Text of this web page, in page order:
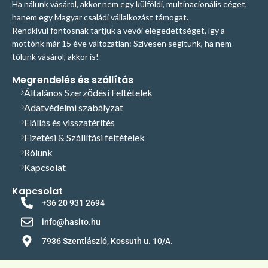
folyamatos és a szakmai
támogatás első kézből történik.
Bizonytalan a megfelelő termék
kiválasztásában? Hívjon, vagy írjon
segítséget, szakmai tanácsot! Tel:
+36209312694E-mail:
info@hasito.hu
folyamatos és a szakmai
támogatás első kézből történik.
Bizonytalan a megfelelő termék
kiválasztásában? Hívjon, vagy írjon
Ha nálunk vásárol, akkor nem egy külföldi, multinacionális céget,
hanem egy Magyar családi vállalkozást támogat.
Rendkívül fontosnak tartjuk a vevői elégedettséget, így a
mottónk már 15 éve változatlan: Szívesen segítünk, ha nem
tőlünk vásárol, akkor is!
Megrendelés és szállítás
Általános Szerződési Feltételek
Adatvédelmi szabályzat
Elállás és visszatérítés
Fizetési & Szállítási feltételek
Rólunk
Kapcsolat
Kapcsolat
+36 20 931 2694
info@hasito.hu
7936 Szentlászló, Kossuth u. 10/A.